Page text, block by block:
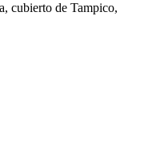
cubierto de Tampico,